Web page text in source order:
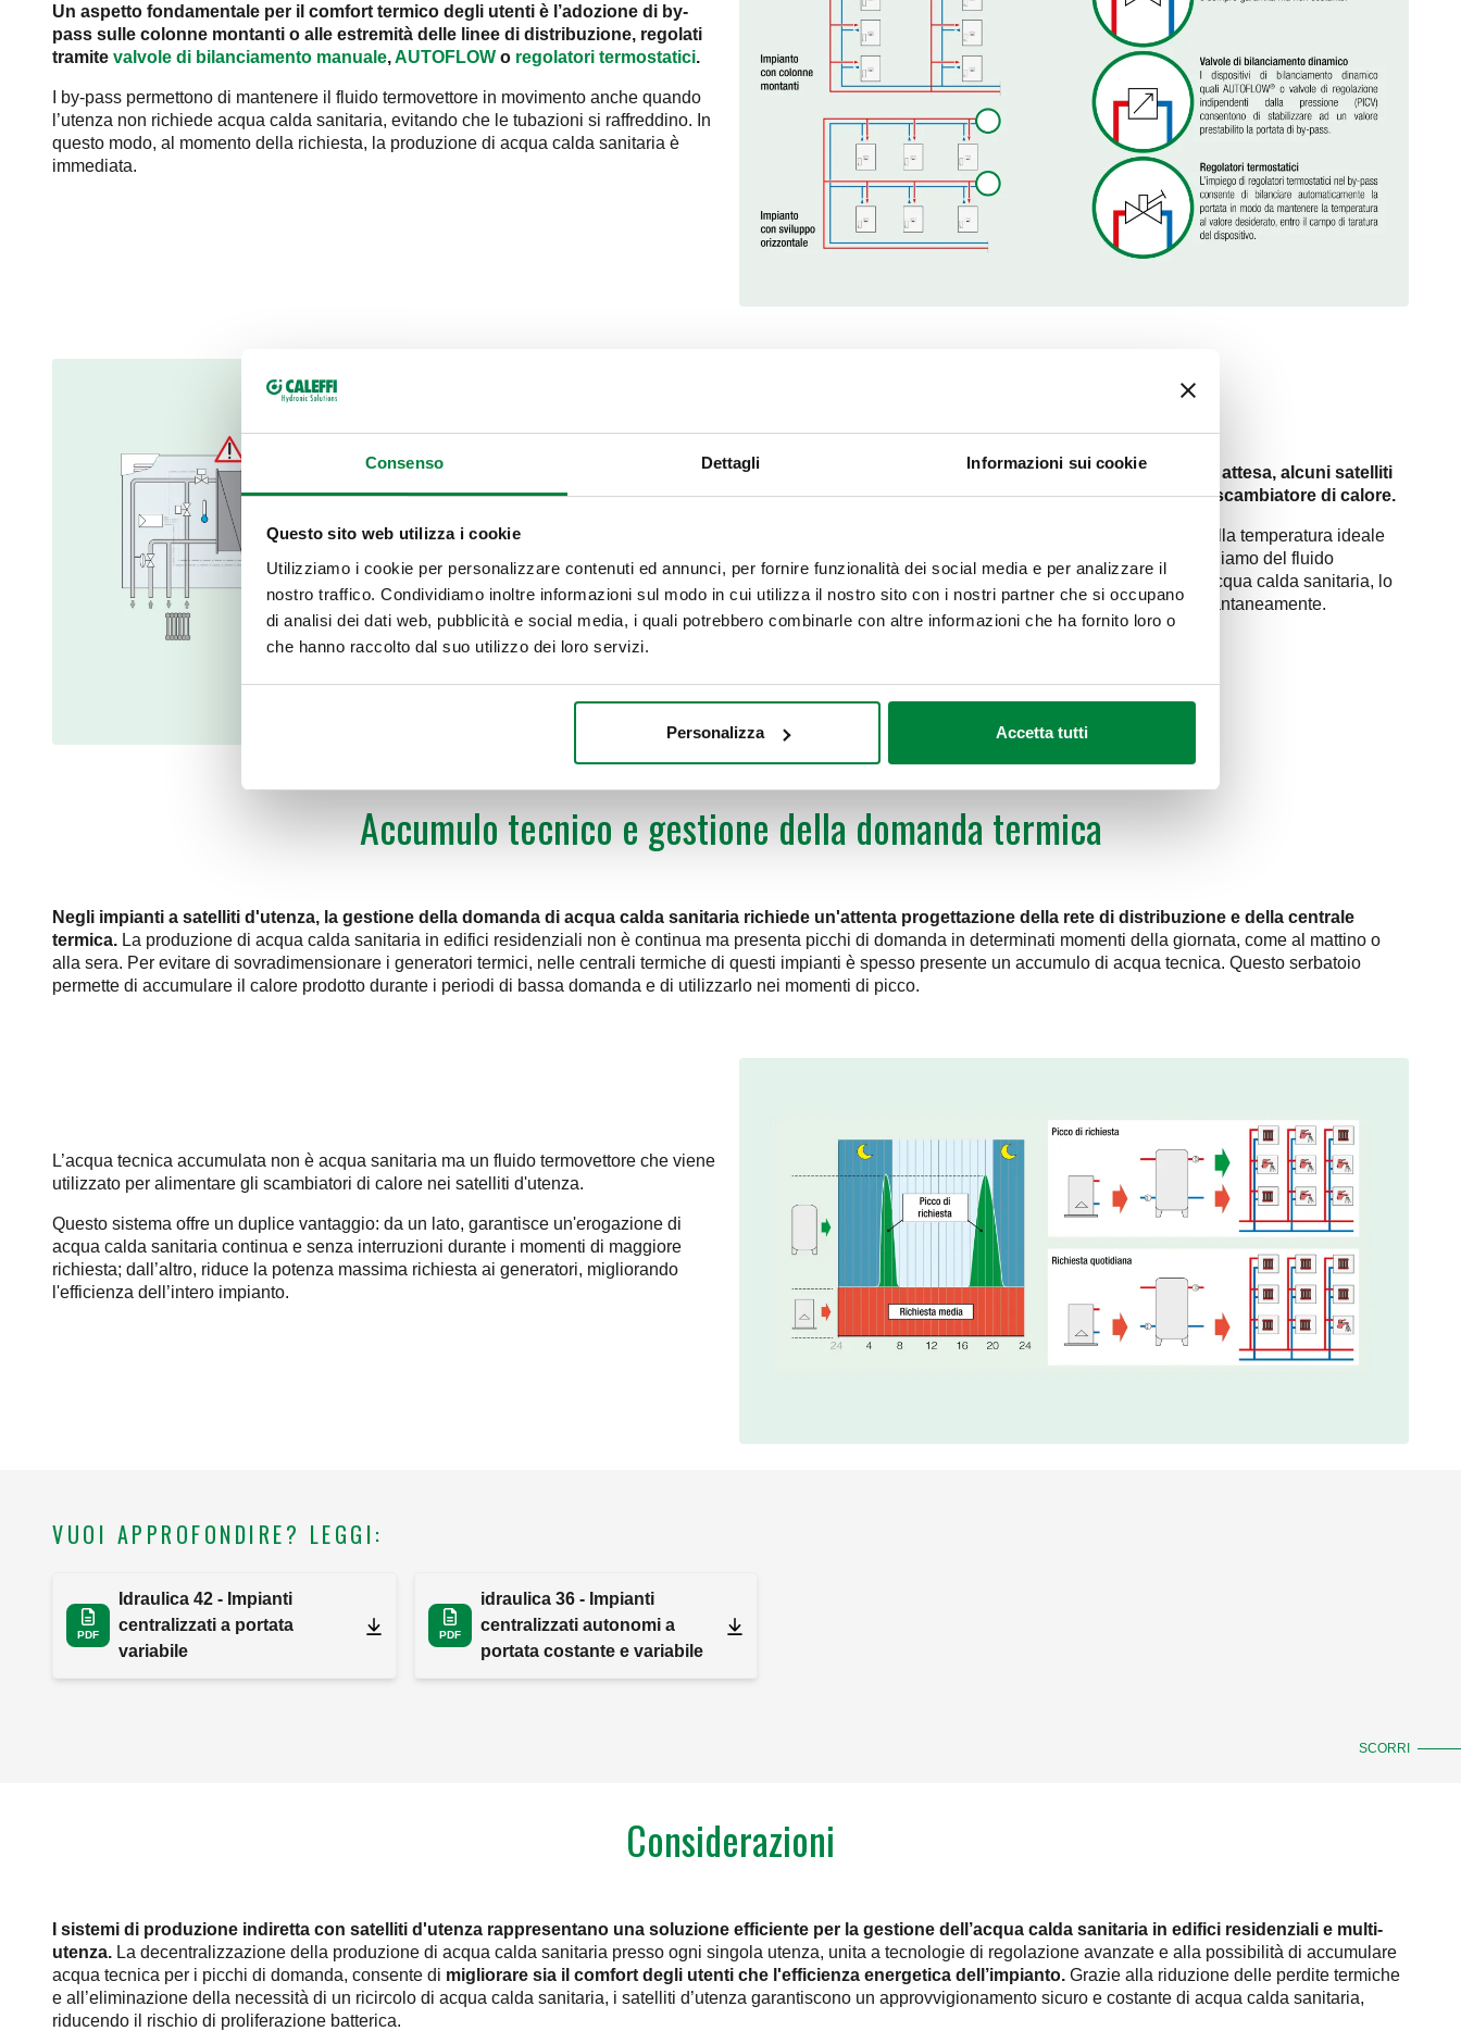
Consenso Dettagli Informazioni sui cookie
Questo sito web utilizza i cookie
Utilizziamo i cookie per personalizzare contenuti ed annunci, per fornire funzionalità dei social media e per analizzare il
nostro traffico. Condividiamo inoltre informazioni sul modo in cui utilizza il nostro sito con i nostri partner che si occupano
di analisi dei dati web, pubblicità e social media, i quali potrebbero combinarle con altre informazioni che ha fornito loro o
che hanno raccolto dal suo utilizzo dei loro servizi.
Personalizza Accetta tutti
Un aspetto fondamentale per il comfort termico degli utenti è l’adozione di by-
pass sulle colonne montanti o alle estremità delle linee di distribuzione, regolati
tramite valvole di bilanciamento manuale,AUTOFLOW o regolatori termostatici.
I by-pass permettono di mantenere il fluido termovettore in movimento anche quando
l’utenza non richiede acqua calda sanitaria, evitando che le tubazioni si raffreddino. In
questo modo, al momento della richiesta, la produzione di acqua calda sanitaria è
immediata.
Per ottimizzare il comfort e ridurre ulteriormente i tempi di attesa, alcuni satelliti
d'utenza sono dotati di una funzione di preriscaldo dello scambiatore di calore.
Questo meccanismo consente di mantenere lo scambiatore alla temperatura ideale
anche durante i periodi di inattività, mediante brevi cicli di richiamo del fluido
termovettore​. In questo modo, al momento della richiesta di acqua calda sanitaria, lo
scambiatore è già in temperatura e può riscaldare l’acqua istantaneamente.
Accumulo tecnico e gestione della domanda termica
Negli impianti a satelliti d'utenza, la gestione della domanda di acqua calda sanitaria richiede un'attenta progettazione della rete di distribuzione e della centrale
termica. La produzione di acqua calda sanitaria in edifici residenziali non è continua ma presenta picchi di domanda in determinati momenti della giornata, come al mattino o
alla sera. Per evitare di sovradimensionare i generatori termici, nelle centrali termiche di questi impianti è spesso presente un accumulo di acqua tecnica. Questo serbatoio
permette di accumulare il calore prodotto durante i periodi di bassa domanda e di utilizzarlo nei momenti di picco​.
L’acqua tecnica accumulata non è acqua sanitaria ma un fluido termovettore che viene
utilizzato per alimentare gli scambiatori di calore nei satelliti d'utenza.
Questo sistema offre un duplice vantaggio: da un lato, garantisce un'erogazione di
acqua calda sanitaria continua e senza interruzioni durante i momenti di maggiore
richiesta; dall’altro, riduce la potenza massima richiesta ai generatori, migliorando
l'efficienza dell’intero impianto.
VUOI APPROFONDIRE? LEGGI:
PDF
Idraulica 42 - Impianti
centralizzati a portata
variabile
PDF
idraulica 36 - Impianti
centralizzati autonomi a
portata costante e variabile
SCORRI
Considerazioni
I sistemi di produzione indiretta con satelliti d'utenza rappresentano una soluzione efficiente per la gestione dell’acqua calda sanitaria in edifici residenziali e multi-
utenza. La decentralizzazione della produzione di acqua calda sanitaria presso ogni singola utenza, unita a tecnologie di regolazione avanzate e alla possibilità di accumulare
acqua tecnica per i picchi di domanda, consente di migliorare sia il comfort degli utenti che l'efficienza energetica dell’impianto. Grazie alla riduzione delle perdite termiche
e all’eliminazione della necessità di un ricircolo di acqua calda sanitaria, i satelliti d’utenza garantiscono un approvvigionamento sicuro e costante di acqua calda sanitaria,
riducendo il rischio di proliferazione batterica.